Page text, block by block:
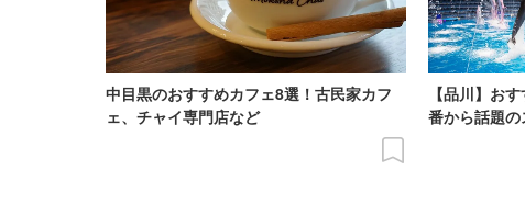
中目黒のおすすめカフェ8選！古民家カフ
ェ、チャイ専門店など
【品川】お
番から話題